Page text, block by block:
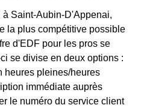
à Saint-Aubin-D'Appenai,
la plus compétitive possible
d'EDF pour les pros se
se divise en deux options :
heures pleines/heures
immédiate auprès
le numéro du service client